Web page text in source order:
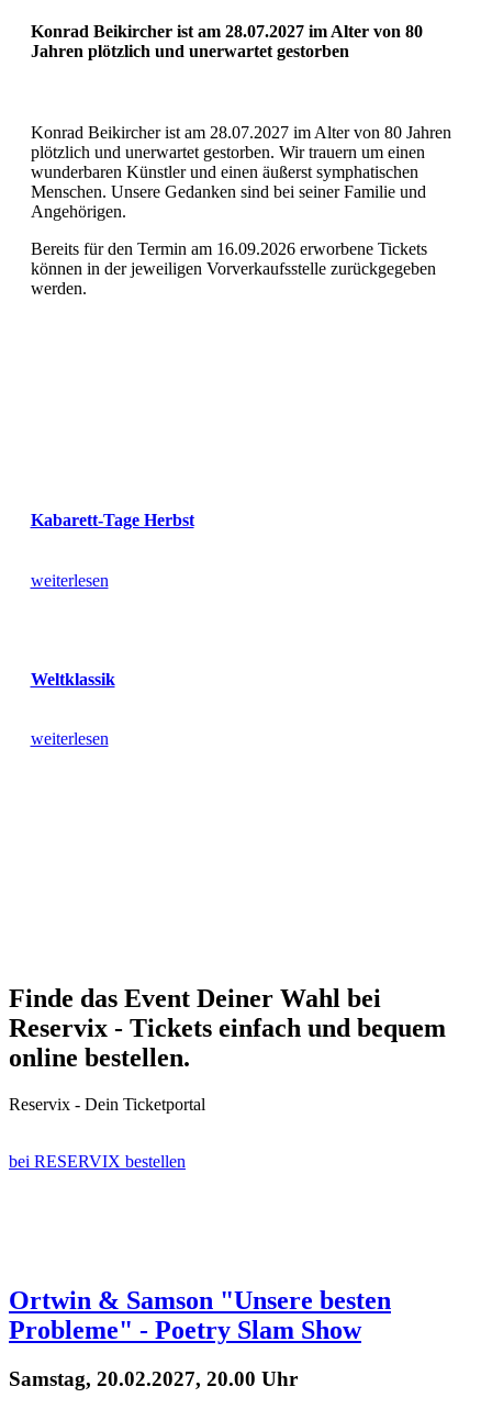
Konrad Beikircher ist am 28.07.2027 im Alter von 80
Jahren plötzlich und unerwartet gestorben
Konrad Beikircher ist am 28.07.2027 im Alter von 80 Jahren
plötzlich und unerwartet gestorben. Wir trauern um einen
wunderbaren Künstler und einen äußerst symphatischen
Menschen. Unsere Gedanken sind bei seiner Familie und
Angehörigen.
Bereits für den Termin am 16.09.2026 erworbene Tickets
können in der jeweiligen Vorverkaufsstelle zurückgegeben
werden.
Kabarett-Tage Herbst
weiterlesen
Weltklassik
weiterlesen
Finde das Event Deiner Wahl bei
Reservix - Tickets einfach und bequem
online bestellen.
Reservix - Dein Ticketportal
bei RESERVIX bestellen
Ortwin & Samson "Unsere besten
Probleme" - Poetry Slam Show
Samstag, 20.02.2027, 20.00 Uhr